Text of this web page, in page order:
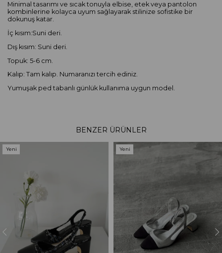
Minimal tasarımı ve sıcak tonuyla elbise, etek veya pantolon
kombinlerine kolayca uyum sağlayarak stilinize sofistike bir
dokunuş katar.
İç kısım:Suni deri.
Dış kısım: Suni deri.
Topuk: 5-6 cm.
Kalıp: Tam kalıp. Numaranızı tercih ediniz.
Yumuşak ped tabanlı günlük kullanıma uygun model.
BENZER ÜRÜNLER
Yeni
Yeni